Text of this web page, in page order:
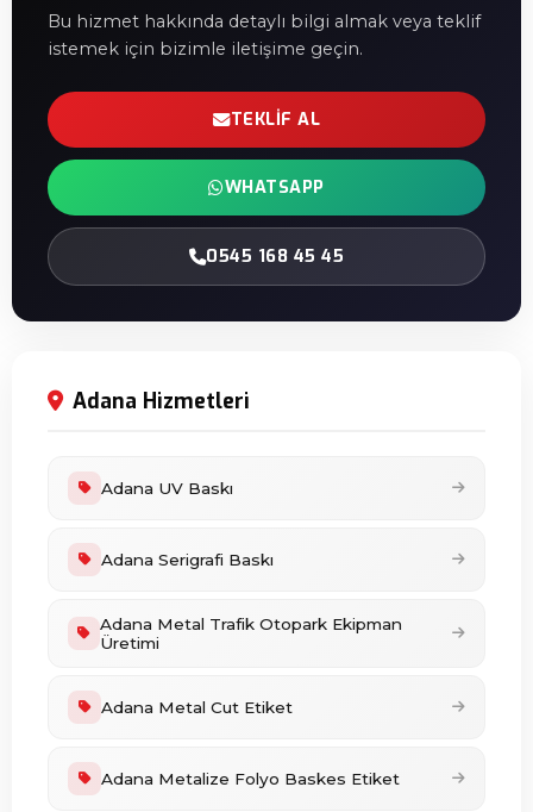
Bu hizmet hakkında detaylı bilgi almak veya teklif
istemek için bizimle iletişime geçin.
TEKLIF AL
WHATSAPP
0545 168 45 45
Adana Hizmetleri
Adana UV Baskı
Adana Serigrafi Baskı
Adana Metal Trafik Otopark Ekipman
Üretimi
Adana Metal Cut Etiket
Adana Metalize Folyo Baskes Etiket